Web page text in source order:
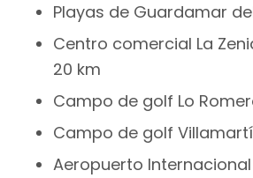
Playas de Guardamar
Centro comercial La
20 km
Campo de golf Lo
Campo de golf
Aeropuerto